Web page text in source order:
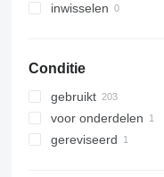
inwisselen
Conditie
gebruikt
voor onderdelen
gereviseerd